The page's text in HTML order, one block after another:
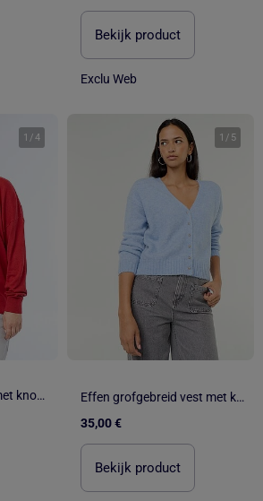
Bekijk product
Exclu Web
1 /4
Vest van dun tricot met knoopsluiting
1 / 5
Effen grofgebreid vest met knopen
35,00 €
Bekijk product